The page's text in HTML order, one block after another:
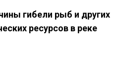
гибели рыб и других
ресурсов в реке